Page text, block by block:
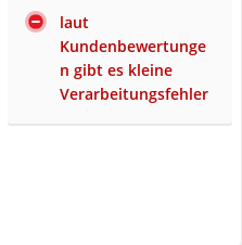
laut
Kundenbewertunge
n gibt es kleine
Verarbeitungsfehler